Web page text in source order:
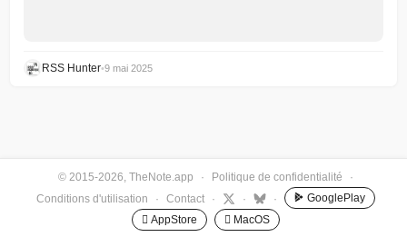
RSS Hunter•9 mai 2025
© 2015-2026, TheNote.app · Politique de confidentialité
·
Conditions d'utilisation
· Contact · · ·
GooglePlay
 AppStore
 MacOS